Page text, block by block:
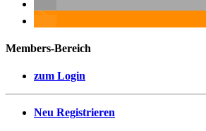
Members-Bereich
zum Login
Neu Registrieren